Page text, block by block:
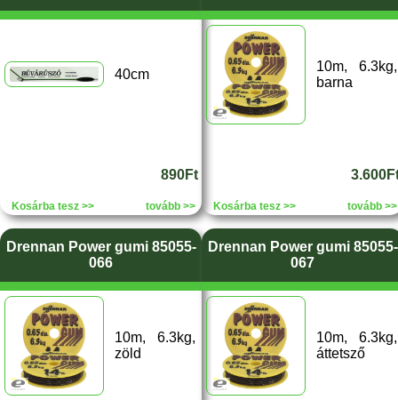
40cm
890Ft
Kosárba tesz >> tovább >>
10m, 6.3kg,
barna
Kosárba tesz >> tovább >>
Drennan Power gumi 85055-
066
10m, 6.3kg,
zöld
Drennan Power gumi 85055-
067
10m, 6.3kg,
áttetsző